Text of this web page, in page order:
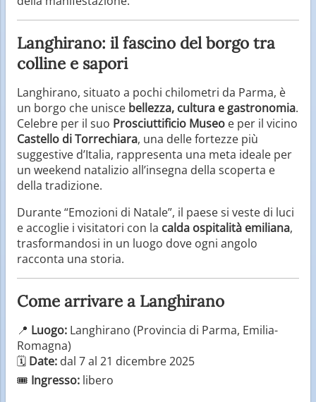
Langhirano: il fascino del borgo tra
colline e sapori
Langhirano, situato a pochi chilometri da Parma, è
un borgo che unisce bellezza, cultura e gastronomia.
Celebre per il suo Prosciuttificio Museo e per il vicino
Castello di Torrechiara, una delle fortezze più
suggestive d’Italia, rappresenta una meta ideale per
un weekend natalizio all’insegna della scoperta e
della tradizione.
Durante “Emozioni di Natale”, il paese si veste di luci
e accoglie i visitatori con la calda ospitalità emiliana,
trasformandosi in un luogo dove ogni angolo
racconta una storia.
Come arrivare a Langhirano
📍 Luogo: Langhirano (Provincia di Parma, Emilia-
Romagna)
🗓️ Date: dal 7 al 21 dicembre 2025
🎟️ Ingresso: libero